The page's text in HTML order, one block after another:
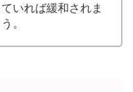
いれば緩和されま
。